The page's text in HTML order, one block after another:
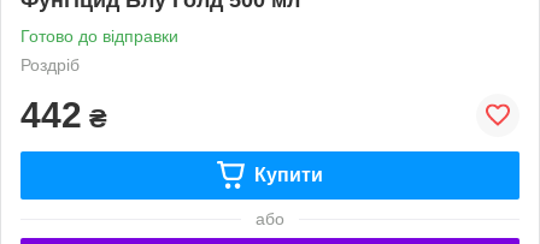
Готово до відправки
Роздріб
442 ₴
Купити
або